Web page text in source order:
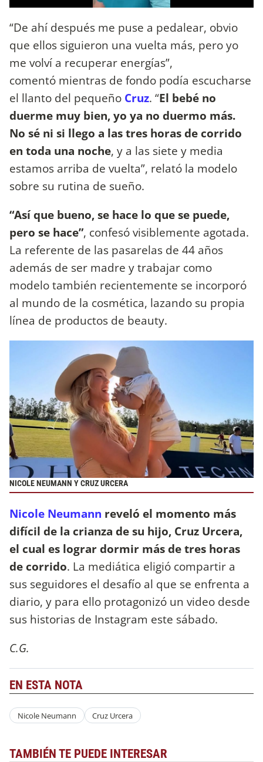
“De ahí después me puse a pedalear, obvio
que ellos siguieron una vuelta más, pero yo
me volví a recuperar energías”,
comentó mientras de fondo podía escucharse
el llanto del pequeño Cruz. “El bebé no
duerme muy bien, yo ya no duermo más.
No sé ni si llego a las tres horas de corrido
en toda una noche, y a las siete y media
estamos arriba de vuelta”, relató la modelo
sobre su rutina de sueño.
“Así que bueno, se hace lo que se puede,
pero se hace”, confesó visiblemente agotada.
La referente de las pasarelas de 44 años
además de ser madre y trabajar como
modelo también recientemente se incorporó
al mundo de la cosmética, lazando su propia
línea de productos de beauty.
NICOLE NEUMANN Y CRUZ URCERA
Nicole Neumann reveló el momento más
difícil de la crianza de su hijo, Cruz Urcera,
el cual es lograr dormir más de tres horas
de corrido. La mediática eligió compartir a
sus seguidores el desafío al que se enfrenta a
diario, y para ello protagonizó un video desde
sus historias de Instagram este sábado.
C.G.
EN ESTA NOTA
Nicole Neumann Cruz Urcera
TAMBIÉN TE PUEDE INTERESAR